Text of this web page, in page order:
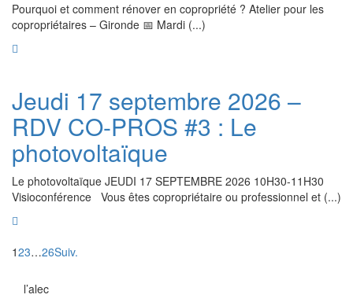
Pourquoi et comment rénover en copropriété ? Atelier pour les
copropriétaires – Gironde 📅 Mardi (...)
Jeudi 17 septembre 2026 –
RDV CO-PROS #3 : Le
photovoltaïque
Le photovoltaïque JEUDI 17 SEPTEMBRE 2026 10H30-11H30
Visioconférence Vous êtes copropriétaire ou professionnel et (...)
123…26Suiv.
l’alec